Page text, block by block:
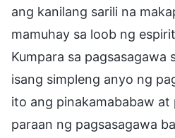
ang kanilang sarili na
mamuhay sa loob ng
Kumpara sa pagsasagawa
isang simpleng anyo ng
ito ang pinakamababaw at
paraan ng pagsasagawa